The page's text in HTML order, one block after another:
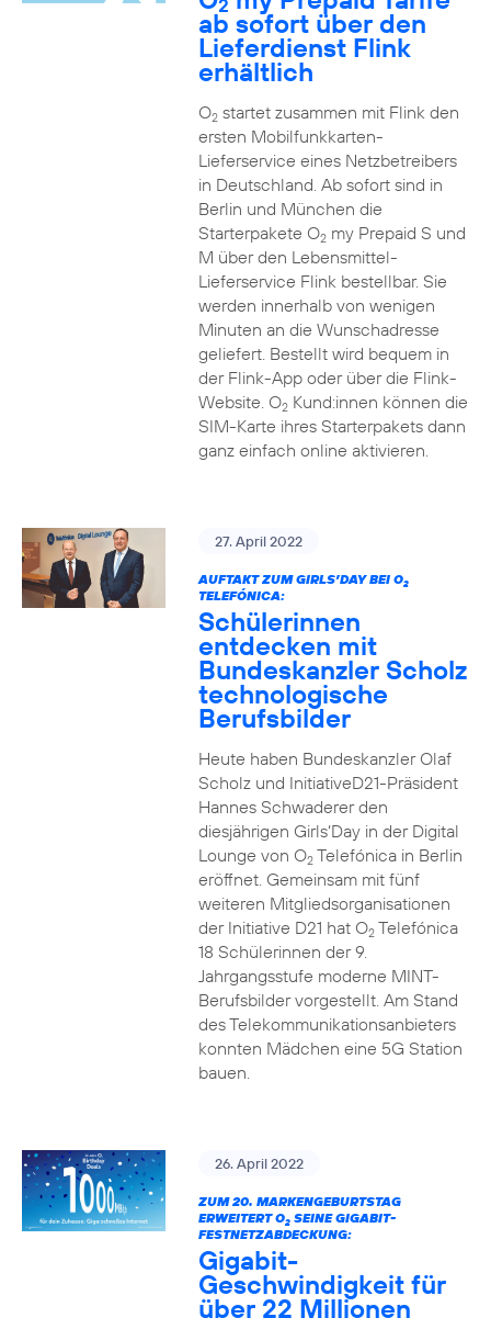
2
ab sofort über den
Lieferdienst Flink
erhältlich
O2startet zusammen mit Flink den
ersten Mobilfunkkarten-
Lieferservice eines Netzbetreibers
in Deutschland. Ab sofort sind in
Berlin und München die
Starterpakete O2my Prepaid S und
M über den Lebensmittel-
Lieferservice Flink bestellbar. Sie
werden innerhalb von wenigen
Minuten an die Wunschadresse
geliefert. Bestellt wird bequem in
der Flink-App oder über die Flink-
Website. O2Kund:innen können die
SIM-Karte ihres Starterpakets dann
ganz einfach online aktivieren.
27. April 2022
AUFTAKT ZUM GIRLS’DAY BEI O2
TELEFÓNICA:
Schülerinnen
entdecken mit
Bundeskanzler Scholz
technologische
Berufsbilder
Heute haben Bundeskanzler Olaf
Scholz und InitiativeD21-Präsident
Hannes Schwaderer den
diesjährigen Girls‘Day in der Digital
Lounge von O2Telefónica in Berlin
eröffnet. Gemeinsam mit fünf
weiteren Mitgliedsorganisationen
der Initiative D21 hat O2Telefónica
18 Schülerinnen der 9.
Jahrgangsstufe moderne MINT-
Berufsbilder vorgestellt. Am Stand
des Telekommunikationsanbieters
konnten Mädchen eine 5G Station
bauen.
26. April 2022
ZUM 20. MARKENGEBURTSTAG
ERWEITERT O2SEINE GIGABIT-
FESTNETZABDECKUNG:
Gigabit-
Geschwindigkeit für
über 22 Millionen